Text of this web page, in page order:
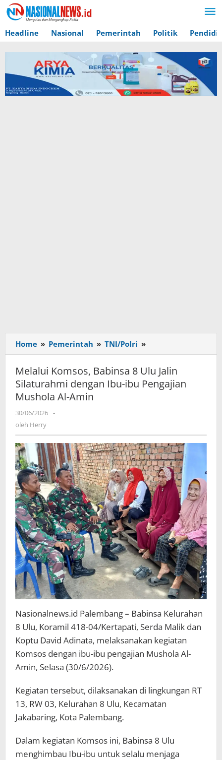
Lewati
ke
konten
Headline Nasional Pemerintah Politik
Home » Pemerintah » TNI/Polri »
Komsos,
Babinsa
8
Ulu
ibu
Pengajian
Mushola
Al-
Amin
Melalui Komsos, Babinsa 8 Ulu Jalin
Silaturahmi dengan Ibu-ibu Pengajian
Mushola Al-Amin
30/06/2026 oleh
-
oleh Herry
Nasionalnews.id Palembang – Babinsa Kelurahan
8 Ulu, Koramil 418-04/Kertapati, Serda Malik dan
Koptu David Adinata, melaksanakan kegiatan
Komsos dengan ibu-ibu pengajian Mushola Al-
Amin, Selasa (30/6/2026).
Kegiatan tersebut, dilaksanakan di lingkungan RT
13, RW 03, Kelurahan 8 Ulu, Kecamatan
Jakabaring, Kota Palembang.
Dalam kegiatan Komsos ini, Babinsa 8 Ulu
menghimbau Ibu-ibu untuk selalu menjaga